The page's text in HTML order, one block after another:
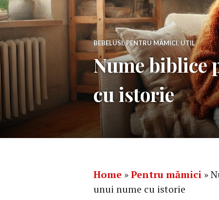
BEBELUSI,PENTRU MĂMICI,UTIL
Nume biblice
cu istorie
Home »Pentru mămici »
unui nume cu istorie